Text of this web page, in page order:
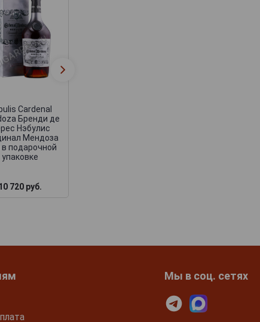
Cardenal
Бренди де
Нэбулис
Мендоза
в подарочной
упаковке
720 руб.
Мы в соц. сетях